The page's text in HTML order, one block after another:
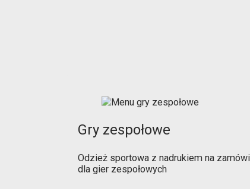
Gry zespołowe
Odzież sportowa z nadrukiem na
dla gier zespołowych